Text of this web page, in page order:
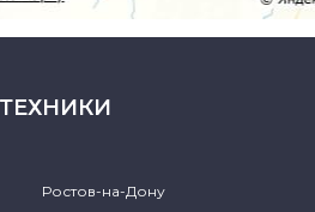
Ростов-на-Дону